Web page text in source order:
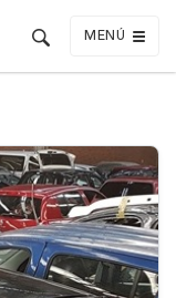
MENÚ